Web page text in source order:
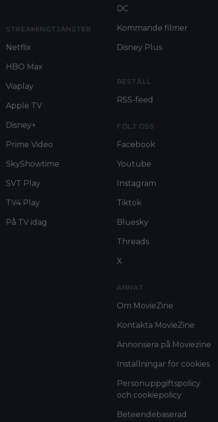
STREAMINGTJÄNSTER
Netflix
HBO Max
Viaplay
Apple TV
Disney+
Prime Video
SkyShowtime
SVT Play
TV4 Play
På TV idag
DC
Kommande filmer
Disney Plus
BESTÄLL
RSS-feed
FÖLJ OSS
Facebook
Youtube
Instagram
Tiktok
Bluesky
Threads
X
ANNAT
Om MovieZine
Kontakta MovieZine
Annonsera på Moviezine
Inställningar för cookies
Personuppgiftspolicy
och cookiepolicy
Beteendebaserad